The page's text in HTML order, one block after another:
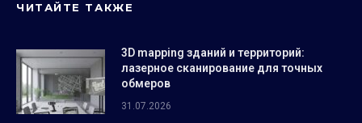
ЧИТАЙТЕ ТАКЖЕ
3D mapping зданий и территорий:
лазерное сканирование для точных
обмеров
31.07.2026